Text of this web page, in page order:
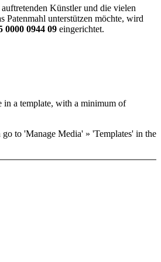
Künstler und die vielen
Patenmahl unterstützen möchte, wird
0000 0944 09 eingerichtet.
in a template, with a minimum of
to 'Manage Media' » 'Templates' in the